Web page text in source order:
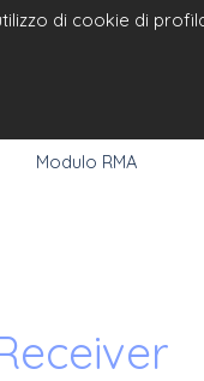
di cookie di
Modulo RMA